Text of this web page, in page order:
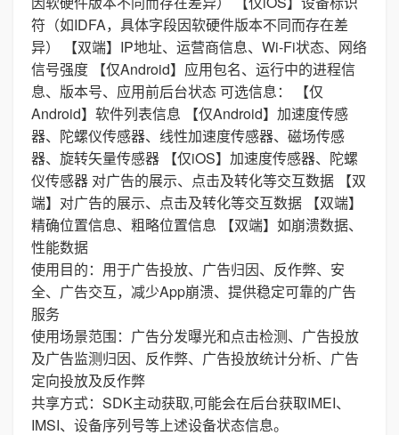
符（如IDFA，具体字段因软硬件版本不同而存在差
异） 【双端】IP地址、运营商信息、Wi-Fi状态、网络
信号强度 【仅Android】应用包名、运行中的进程信
息、版本号、应用前后台状态 可选信息： 【仅
Android】软件列表信息 【仅Android】加速度传感
器、陀螺仪传感器、线性加速度传感器、磁场传感
器、旋转矢量传感器 【仅iOS】加速度传感器、陀螺
仪传感器 对广告的展示、点击及转化等交互数据 【双
端】对广告的展示、点击及转化等交互数据 【双端】
精确位置信息、粗略位置信息 【双端】如崩溃数据、
性能数据
使用目的：用于广告投放、广告归因、反作弊、安
全、广告交互，减少App崩溃、提供稳定可靠的广告
服务
使用场景范围：广告分发曝光和点击检测、广告投放
及广告监测归因、反作弊、广告投放统计分析、广告
定向投放及反作弊
共享方式：SDK主动获取,可能会在后台获取IMEI、
IMSI、设备序列号等上述设备状态信息。